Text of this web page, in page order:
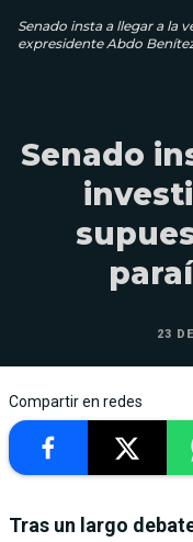
Senado insta a llegar a la
expresidente Abdo
Senado
23
Compartir en redes
Tras un largo